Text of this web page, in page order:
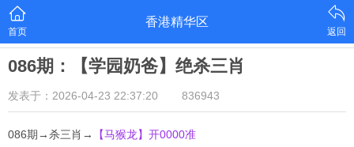
首页
香港精华区
返回
086期：【学园奶爸】绝杀三肖
发表于：2026-04-23 22:37:20 836943
086期→杀三肖→ 【马猴龙】开0000准